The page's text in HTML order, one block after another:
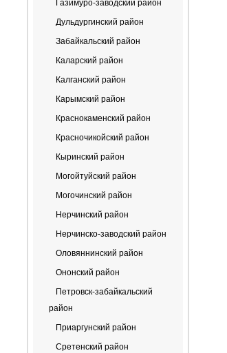
Газимуро-заводский район
Дульдургинский район
Забайкальский район
Каларский район
Калганский район
Карымский район
Краснокаменский район
Красночикойский район
Кыринский район
Могойтуйский район
Могочинский район
Нерчинский район
Нерчинско-заводский район
Оловяннинский район
Ононский район
Петровск-забайкальский
район
Приаргунский район
Сретенский район